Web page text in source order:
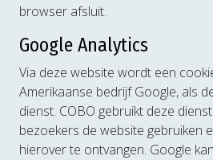
browser afsluit.
Google Analytics
Via deze website wordt een
Amerikaanse bedrijf Google, als
dienst. COBO gebruikt deze
bezoekers de website gebruiken
hierover te ontvangen. Google